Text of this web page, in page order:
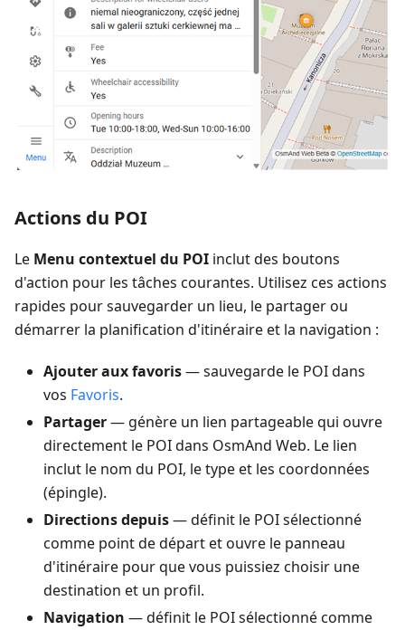
Actions du POI
Le Menu contextuel du POI inclut des boutons
d'action pour les tâches courantes. Utilisez ces actions
rapides pour sauvegarder un lieu, le partager ou
démarrer la planification d'itinéraire et la navigation :
Ajouter aux favoris— sauvegarde le POI dans
vos Favoris.
Partager— génère un lien partageable qui ouvre
directement le POI dans OsmAnd Web. Le lien
inclut le nom du POI, le type et les coordonnées
(épingle).
Directions depuis— définit le POI sélectionné
comme point de départ et ouvre le panneau
d'itinéraire pour que vous puissiez choisir une
destination et un profil.
Navigation — définit le POI sélectionné comme